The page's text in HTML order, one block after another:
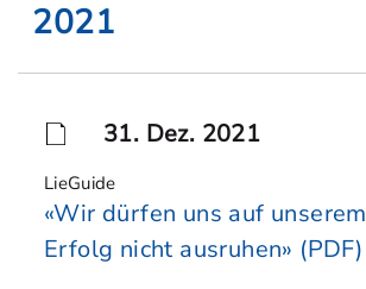
2021
«Wir dürfen uns auf unserem
Erfolg nicht ausruhen» (PDF)
LieGuide
31. Dez. 2021